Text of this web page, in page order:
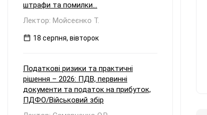
штрафи та помилки...
Лектор: Мойсеєнко Т.
18 серпня, вівторок
Податкові ризики та практичні
рішення – 2026: ПДВ, первинні
документи та податок на прибуток,
ПДФО/Військовий збір